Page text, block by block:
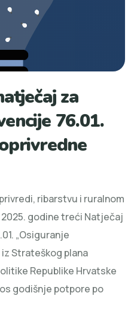
za
76.01.
ribarstvu i ruralnom
godine treći Natječaj
„Osiguranje
Strateškog plana
Republike Hrvatske
godišnje potpore po